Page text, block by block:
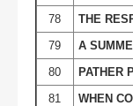
78
THE
79
A
80
PATHER
81
WHEN